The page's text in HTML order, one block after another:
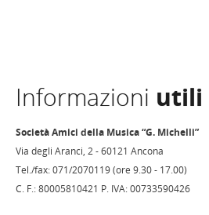
Informazioni utili
Società Amici della Musica “G. Michelli”
Via degli Aranci, 2 - 60121 Ancona
Tel./fax: 071/2070119 (ore 9.30 - 17.00)
C. F.: 80005810421 P. IVA: 00733590426